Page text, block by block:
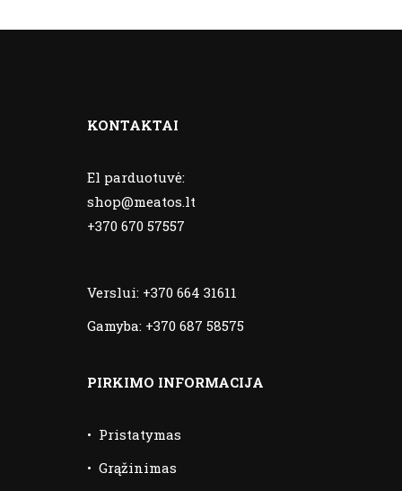
KONTAKTAI
El parduotuvė:
shop@meatos.lt
+370 670 57557
Verslui: +370 664 31611
Gamyba: +370 687 58575
PIRKIMO INFORMACIJA
• Pristatymas
• Grąžinimas